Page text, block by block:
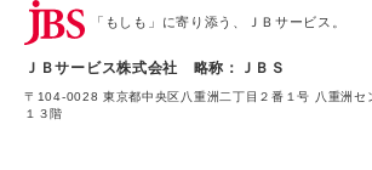
「もしも」に寄り添う、ＪＢサービス。
ＪＢサービス株式会社 略称：ＪＢＳ
〒104-0028 東京都中央区八重洲二丁目２番１号 八重洲セ
１３階